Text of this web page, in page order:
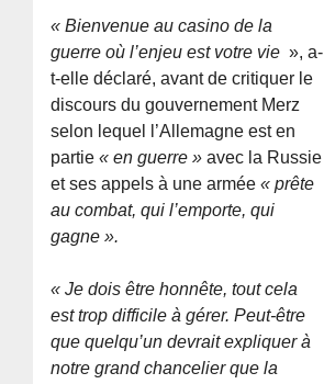
« Bienvenue au casino de la
guerre où l’enjeu est votre vie », a-
t-elle déclaré, avant de critiquer le
discours du gouvernement Merz
selon lequel l’Allemagne est en
partie« en guerre » avec la Russie
et ses appels à une armée« prête
au combat, qui l’emporte, qui
gagne ».
« Je dois être honnête, tout cela
est trop difficile à gérer. Peut-être
que quelqu’un devrait expliquer à
notre grand chancelier que la